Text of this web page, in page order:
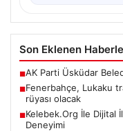
Son Eklenen
■AK Parti Üsküdar
■Fenerbahçe, Lukaku
rüyası olacak
■Kelebek.Org İle Dijital
Deneyimi